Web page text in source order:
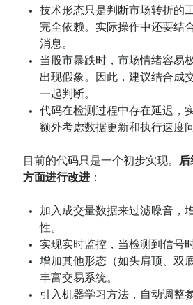
技术形态只是判断市场转折的
完全依赖。实际操作中还要结
消息。
当股市暴跌时，市场情绪容易
出现假象。因此，建议结合成
一起判断。
代码在检测过程中存在延迟，
额外考虑数据更新和执行速度
目前的代码只是一个初步实现。
方面进行改进 ：
加入成交量数据来过滤噪音，
性。
实现实时监控，当检测到信号
增加其他形态（如头肩顶、双
丰富交易系统。
引入机器学习方法，自动调整